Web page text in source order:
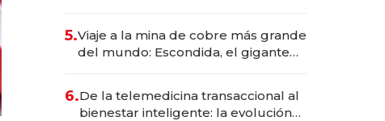
5.Viaje a la mina de cobre más grande
del mundo: Escondida, el gigante
6.De la telemedicina transaccional al
bienestar inteligente: la evolución